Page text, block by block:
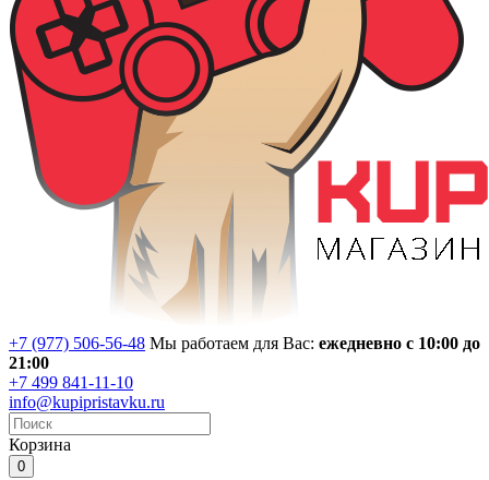
+7 (977) 506-56-48 Мы работаем для Вас: ежедневно с 10:00 до
21:00
+7 499 841-11-10
info@kupipristavku.ru
Корзина
0